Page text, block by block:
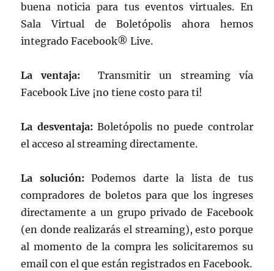
buena noticia para tus eventos virtuales. En
Sala Virtual de Boletópolis ahora hemos
integrado Facebook® Live.
La ventaja: Transmitir un streaming vía
Facebook Live ¡no tiene costo para ti!
La desventaja: Boletópolis no puede controlar
el acceso al streaming directamente.
La solución: Podemos darte la lista de tus
compradores de boletos para que los ingreses
directamente a un grupo privado de Facebook
(en donde realizarás el streaming), esto porque
al momento de la compra les solicitaremos su
email con el que están registrados en Facebook.